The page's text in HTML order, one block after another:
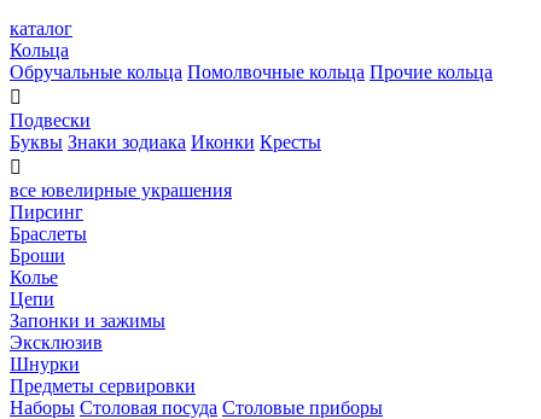
каталог
Кольца
Обручальные кольца Помолвочные кольца Прочие кольца

Подвески
Буквы Знаки зодиака Иконки Кресты

все ювелирные украшения
Пирсинг
Браслеты
Броши
Колье
Цепи
Запонки и зажимы
Эксклюзив
Шнурки
Предметы сервировки
Наборы Столовая посуда Столовые приборы